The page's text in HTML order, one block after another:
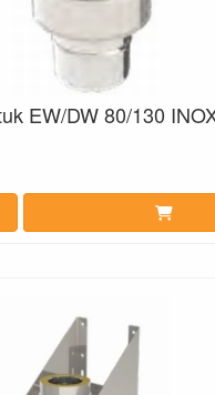
EW/DW 80/130